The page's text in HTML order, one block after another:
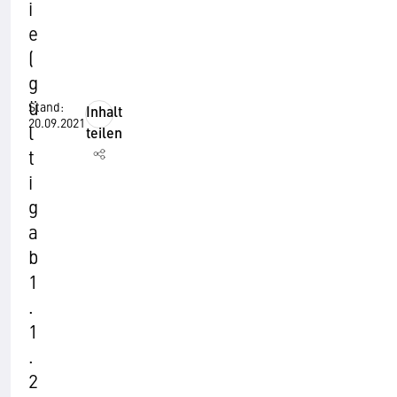
i
e
(
g
ü
l
t
i
g
a
b
1
.
1
.
2
Stand:
20.09.2021
Inhalt
teilen